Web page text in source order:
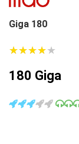
Giga 180
★★★★★
★★★★★
180 Giga